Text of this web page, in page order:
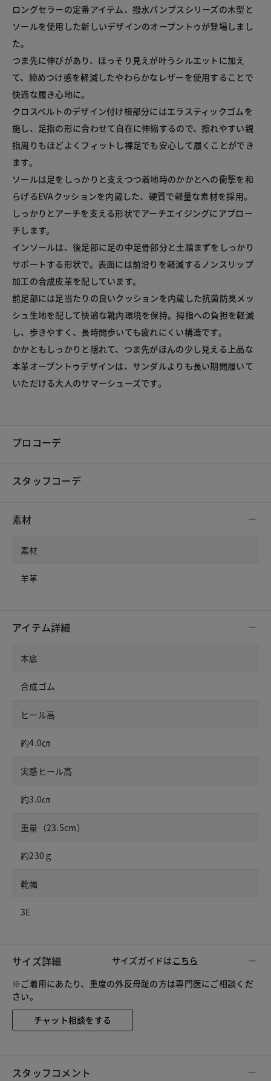
ロングセラーの定番アイテム、撥水パンプスシリーズの木型と
ソールを使用した新しいデザインのオープントゥが登場しまし
た。
つま先に伸びがあり、ほっそり見えが叶うシルエットに加え
て、締めつけ感を軽減したやわらかなレザーを使用することで
快適な履き心地に。
クロスベルトのデザイン付け根部分にはエラスティックゴムを
施し、足指の形に合わせて自在に伸縮するので、擦れやすい親
指周りもほどよくフィットし裸足でも安心して履くことができ
ます。
ソールは足をしっかりと支えつつ着地時のかかとへの衝撃を和
らげるEVAクッションを内蔵した、硬質で軽量な素材を採用。
しっかりとアーチを支える形状でアーチエイジングにアプロー
チします。
インソールは、後足部に足の中足骨部分と土踏まずをしっかり
サポートする形状で。表面には前滑りを軽減するノンスリップ
加工の合成皮革を配しています。
前足部には足当たりの良いクッションを内蔵した抗菌防臭メッ
シュ生地を配して快適な靴内環境を保持。拇指への負担を軽減
し、歩きやすく、長時間歩いても疲れにくい構造です。
かかともしっかりと隠れて、つま先がほんの少し見える上品な
本革オープントゥデザインは、サンダルよりも長い期間履いて
いただける大人のサマーシューズです。
プロコーデ
スタッフコーデ
素材
素材
羊革
アイテム詳細
本底
合成ゴム
ヒール高
約4.0㎝
実感ヒール高
約3.0㎝
重量（23.5cm）
約230ｇ
靴幅
3E
サイズ詳細 サイズガイドは こちら
※ご着用にあたり、重度の外反母趾の方は専門医にご相談くだ
さい。
チャット相談をする
スタッフコメント